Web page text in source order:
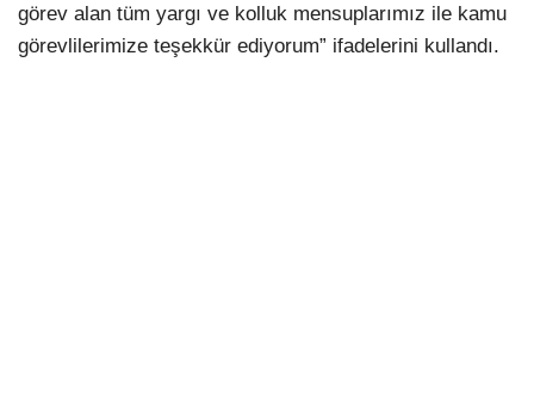
görev alan tüm yargı ve kolluk mensuplarımız ile kamu
görevlilerimize teşekkür ediyorum” ifadelerini kullandı.